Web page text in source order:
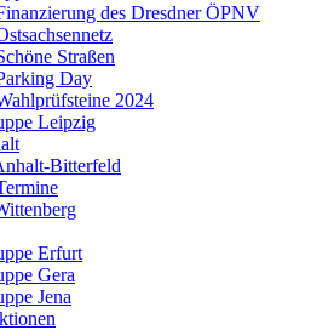
des Dresdner ÖPNV
Straßen
Day
2024
Leipzig
Bitterfeld
Erfurt
Gera
Jena